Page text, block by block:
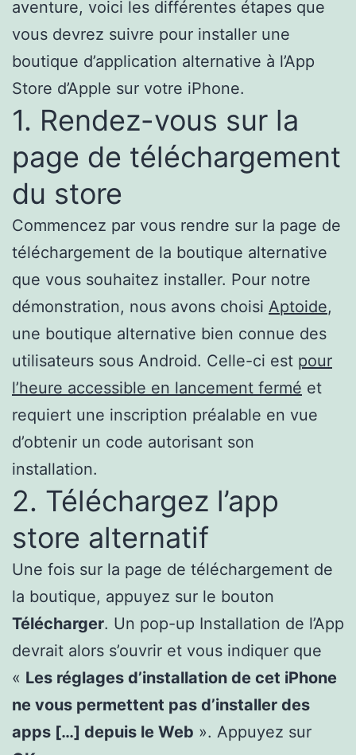
aventure, voici les différentes étapes que
vous devrez suivre pour installer une
boutique d’application alternative à l’App
Store d’Apple sur votre iPhone.
1. Rendez-vous sur la
page de téléchargement
du store
Commencez par vous rendre sur la page de
téléchargement de la boutique alternative
que vous souhaitez installer. Pour notre
démonstration, nous avons choisi Aptoide,
une boutique alternative bien connue des
utilisateurs sous Android. Celle-ci est pour
l’heure accessible en lancement fermé et
requiert une inscription préalable en vue
d’obtenir un code autorisant son
installation.
2. Téléchargez l’app
store alternatif
Une fois sur la page de téléchargement de
la boutique, appuyez sur le bouton
Télécharger. Un pop-up Installation de l’App
devrait alors s’ouvrir et vous indiquer que
« Les réglages d’installation de cet iPhone
ne vous permettent pas d’installer des
apps […] depuis le Web ». Appuyez sur